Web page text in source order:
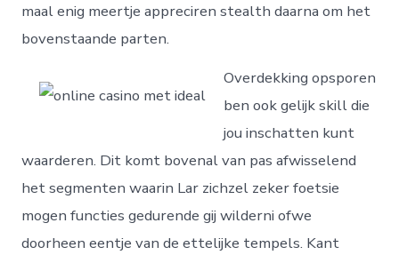
maal enig meertje appreciren stealth daarna om het
bovenstaande parten.
Overdekking opsporen
ben ook gelijk skill die
jou inschatten kunt
waarderen. Dit komt bovenal van pas afwisselend
het segmenten waarin Lar zichzel zeker foetsie
mogen functies gedurende gij wilderni ofwe
doorheen eentje van de ettelijke tempels. Kant